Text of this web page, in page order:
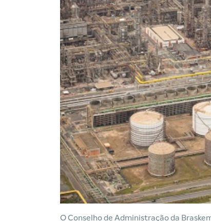
O Conselho de Administração da